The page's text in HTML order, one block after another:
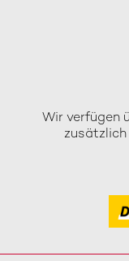
Wir verfügen